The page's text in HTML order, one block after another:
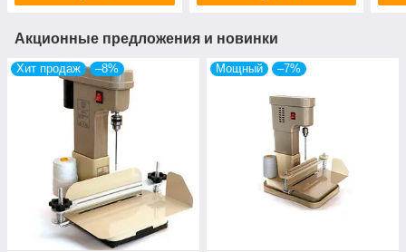
Акционные предложения и новинки
Хит продаж –8% Мощный –7%